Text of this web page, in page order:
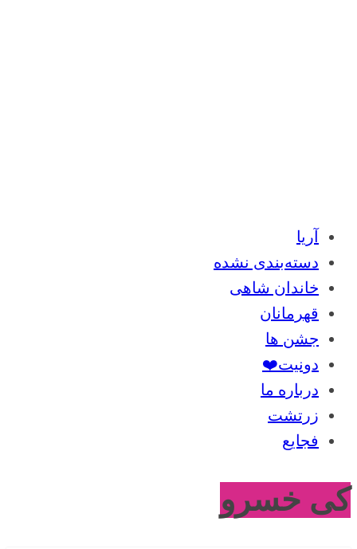
آریا
دسته‌بندی نشده
خاندان شاهی
قهرمانان
جشن ها
دونیت❤️
درباره ما
زرتشت
فجایع
کی خسرو